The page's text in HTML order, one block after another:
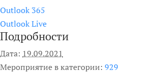
Outlook 365
Outlook Live
Подробности
Дата: 19.09.2021
Мероприятие в категории: 929